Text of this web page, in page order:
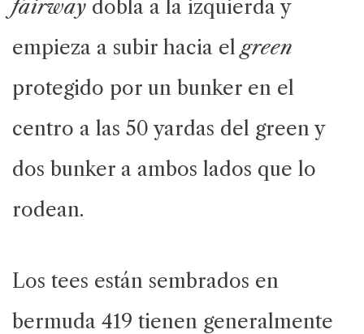
fairway dobla a la izquierda y
empieza a subir hacia elgreen
protegido por un bunker en el
centro a las 50 yardas del green y
dos bunker a ambos lados que lo
rodean.
Los tees están sembrados en
bermuda 419 tienen generalmente